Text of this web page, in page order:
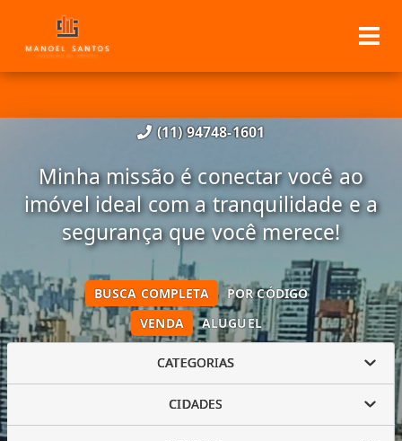
(11) 94748-1601
Minha missão é conectar você ao
imóvel ideal com a tranquilidade e a
segurança que você merece!
VENDA ALUGUEL
BUSCA COMPLETA POR CÓDIGO
CATEGORIAS
CIDADES